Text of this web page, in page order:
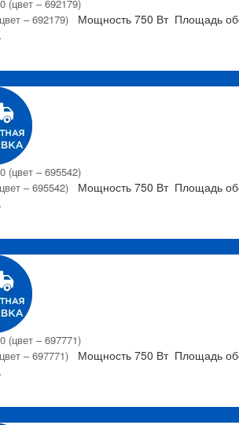
– 692179) Мощность 750 Вт Площадь
– 695542) Мощность 750 Вт Площадь
– 697771) Мощность 750 Вт Площадь